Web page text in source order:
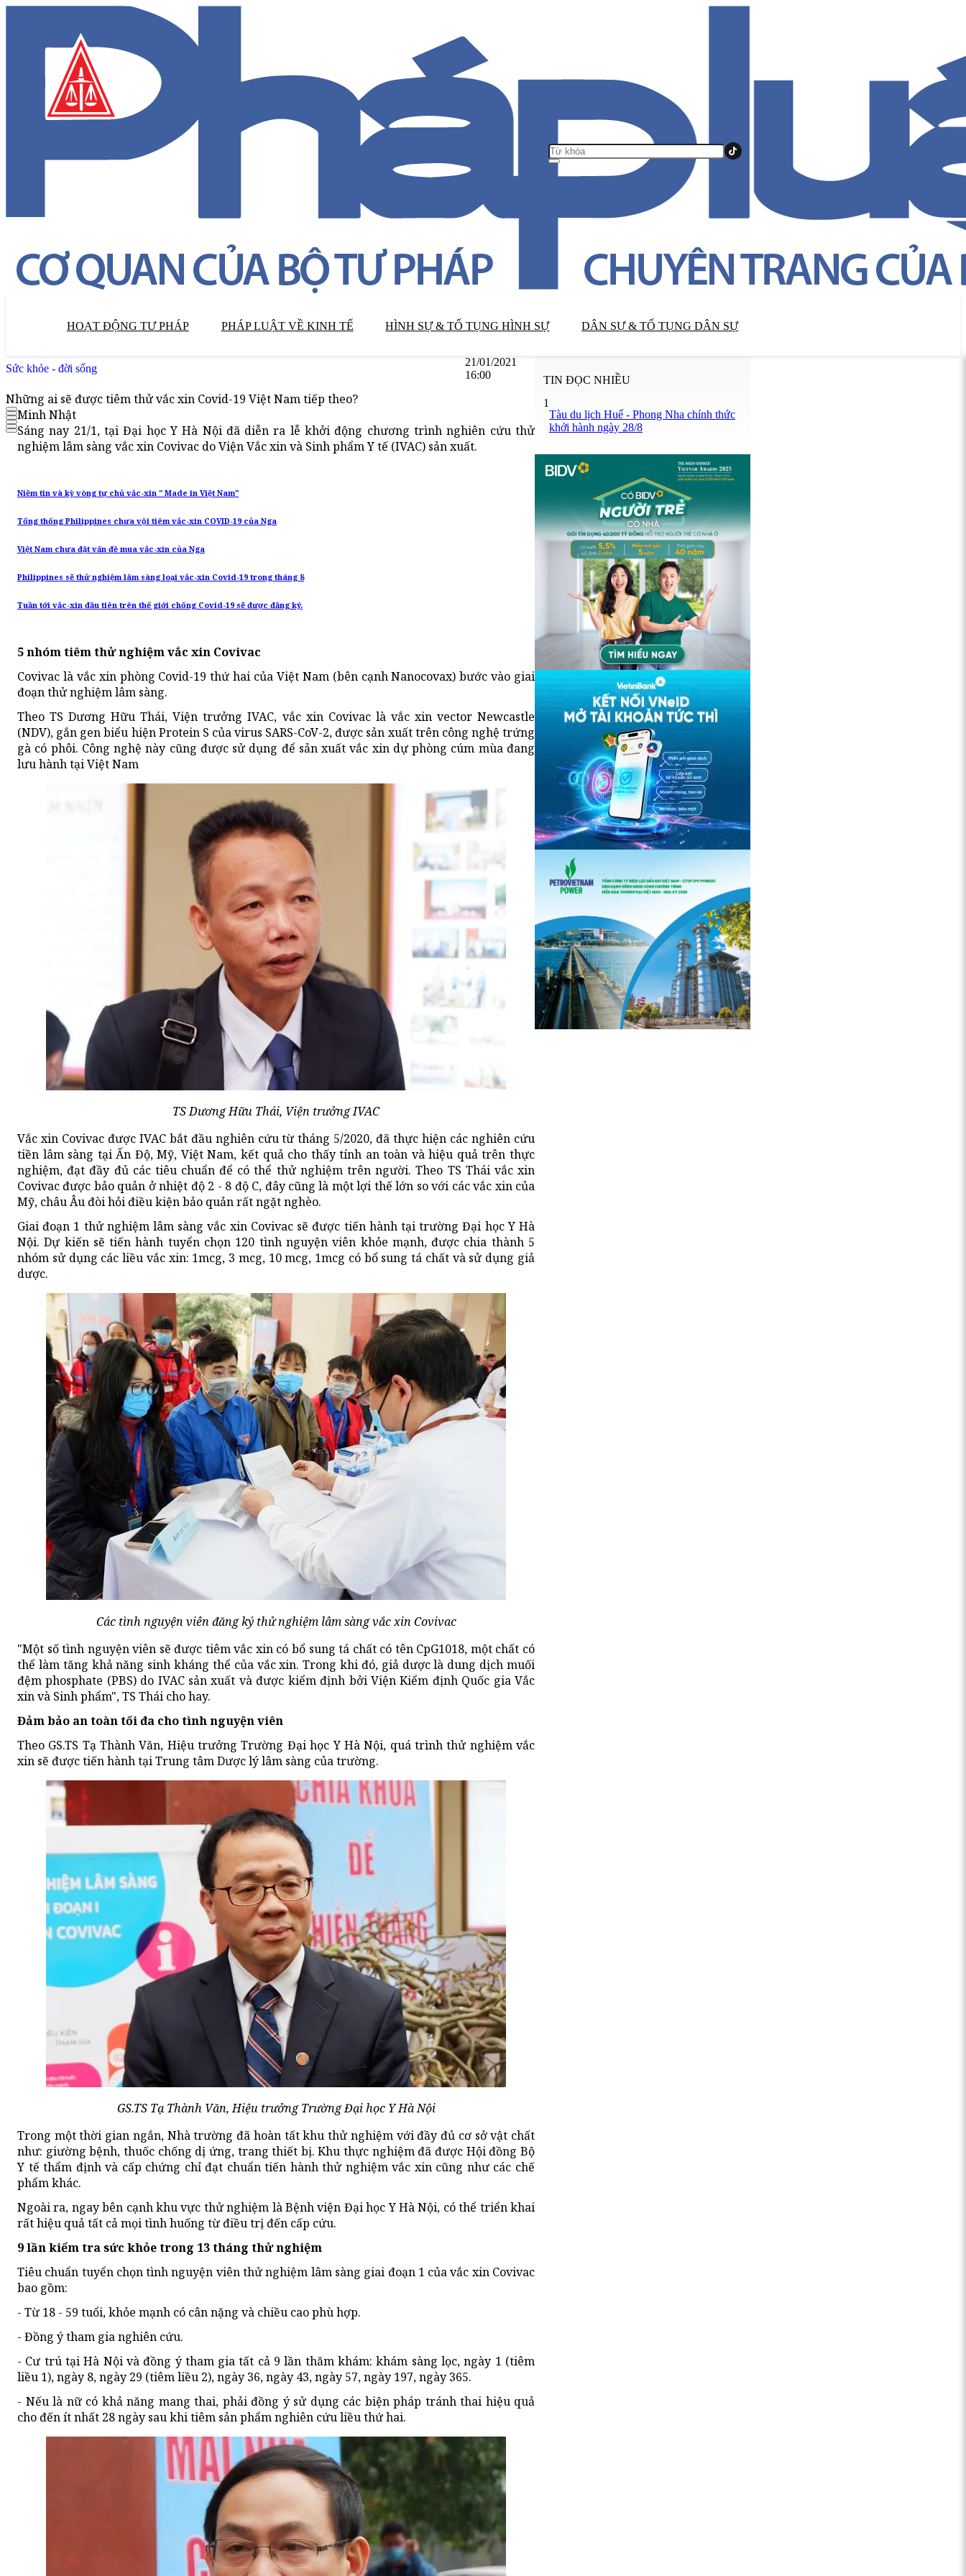
HOẠT ĐỘNG TƯ PHÁP PHÁP LUẬT VỀ KINH TẾ HÌNH SỰ & TỐ TỤNG HÌNH SỰ DÂN SỰ & TỐ TỤNG DÂN SỰ
Sức khỏe - đời sống
21/01/2021
16:00
Những ai sẽ được tiêm thử vắc xin Covid-19 Việt Nam tiếp theo?
Minh Nhật
Sáng nay 21/1, tại Đại học Y Hà Nội đã diễn ra lễ khởi động chương trình nghiên cứu thử
nghiệm lâm sàng vắc xin Covivac do Viện Vắc xin và Sinh phẩm Y tế (IVAC) sản xuất.
Niềm tin và kỳ vòng tự chủ vắc-xin " Made in Việt Nam"
Tổng thống Philippines chưa vội tiêm vắc-xin COVID-19 của Nga
Việt Nam chưa đặt vấn đề mua vắc-xin của Nga
Philippines sẽ thử nghiệm lâm sàng loại vắc-xin Covid-19 trong tháng 8
Tuần tới vắc-xin đầu tiên trên thế giới chống Covid-19 sẽ được đăng ký.
5 nhóm tiêm thử nghiệm vắc xin Covivac
Covivac là vắc xin phòng Covid-19 thứ hai của Việt Nam (bên cạnh Nanocovax) bước vào giai
đoạn thử nghiệm lâm sàng.
Theo TS Dương Hữu Thái, Viện trưởng IVAC, vắc xin Covivac là vắc xin vector Newcastle
(NDV), gắn gen biểu hiện Protein S của virus SARS-CoV-2, được sản xuất trên công nghệ trứng
gà có phôi. Công nghệ này cũng được sử dụng để sản xuất vắc xin dự phòng cúm mùa đang
lưu hành tại Việt Nam
TS Dương Hữu Thái, Viện trưởng IVAC
Vắc xin Covivac được IVAC bắt đầu nghiên cứu từ tháng 5/2020, đã thực hiện các nghiên cứu
tiền lâm sàng tại Ấn Độ, Mỹ, Việt Nam, kết quả cho thấy tính an toàn và hiệu quả trên thực
nghiệm, đạt đầy đủ các tiêu chuẩn để có thể thử nghiệm trên người. Theo TS Thái vắc xin
Covivac được bảo quản ở nhiệt độ 2 - 8 độ C, đây cũng là một lợi thế lớn so với các vắc xin của
Mỹ, châu Âu đòi hỏi điều kiện bảo quản rất ngặt nghèo.
Giai đoạn 1 thử nghiệm lâm sàng vắc xin Covivac sẽ được tiến hành tại trường Đại học Y Hà
Nội. Dự kiến sẽ tiến hành tuyển chọn 120 tình nguyện viên khỏe mạnh, được chia thành 5
nhóm sử dụng các liều vắc xin: 1mcg, 3 mcg, 10 mcg, 1mcg có bổ sung tá chất và sử dụng giả
dược.
Các tình nguyện viên đăng ký thử nghiệm lâm sàng vắc xin Covivac
"Một số tình nguyện viên sẽ được tiêm vắc xin có bổ sung tá chất có tên CpG1018, một chất có
thể làm tăng khả năng sinh kháng thể của vắc xin. Trong khi đó, giả dược là dung dịch muối
đệm phosphate (PBS) do IVAC sản xuất và được kiểm định bởi Viện Kiểm định Quốc gia Vắc
xin và Sinh phẩm", TS Thái cho hay.
Đảm bảo an toàn tối đa cho tình nguyện viên
Theo GS.TS Tạ Thành Văn, Hiệu trưởng Trường Đại học Y Hà Nội, quá trình thử nghiệm vắc
xin sẽ được tiến hành tại Trung tâm Dược lý lâm sàng của trường.
GS.TS Tạ Thành Văn, Hiệu trưởng Trường Đại học Y Hà Nội
Trong một thời gian ngắn, Nhà trường đã hoàn tất khu thử nghiệm với đầy đủ cơ sở vật chất
như: giường bệnh, thuốc chống dị ứng, trang thiết bị. Khu thực nghiệm đã được Hội đồng Bộ
Y tế thẩm định và cấp chứng chỉ đạt chuẩn tiến hành thử nghiệm vắc xin cũng như các chế
phẩm khác.
Ngoài ra, ngay bên cạnh khu vực thử nghiệm là Bệnh viện Đại học Y Hà Nội, có thể triển khai
rất hiệu quả tất cả mọi tình huống từ điều trị đến cấp cứu.
9 lần kiểm tra sức khỏe trong 13 tháng thử nghiệm
Tiêu chuẩn tuyển chọn tình nguyện viên thử nghiệm lâm sàng giai đoạn 1 của vắc xin Covivac
bao gồm:
- Từ 18 - 59 tuổi, khỏe mạnh có cân nặng và chiều cao phù hợp.
- Đồng ý tham gia nghiên cứu.
- Cư trú tại Hà Nội và đồng ý tham gia tất cả 9 lần thăm khám: khám sàng lọc, ngày 1 (tiêm
liều 1), ngày 8, ngày 29 (tiêm liều 2), ngày 36, ngày 43, ngày 57, ngày 197, ngày 365.
- Nếu là nữ có khả năng mang thai, phải đồng ý sử dụng các biện pháp tránh thai hiệu quả
cho đến ít nhất 28 ngày sau khi tiêm sản phẩm nghiên cứu liều thứ hai.
TIN ĐỌC NHIỀU
1
Tàu du lịch Huế - Phong Nha chính thức
khởi hành ngày 28/8